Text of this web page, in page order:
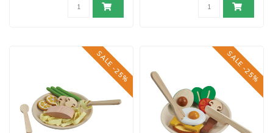
SALE -25% SALE -25%